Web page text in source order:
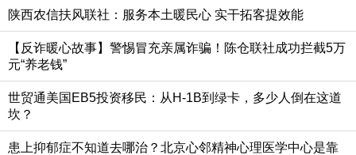
陕西农信扶风联社：服务本土暖民心 实干拓客提效能
【反诈暖心故事】警惕冒充亲属诈骗！陈仓联社成功拦截5万
元“养老钱”
世贸通美国EB5投资移民：从H-1B到绿卡，多少人倒在这道
坎？
患上抑郁症不知道去哪治？北京心邻精神心理医学中心是靠